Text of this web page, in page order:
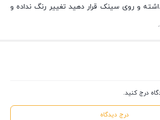
و روی سینک قرار دهید تغییر رنگ نداده و
درج کنید.
درج دیدگاه